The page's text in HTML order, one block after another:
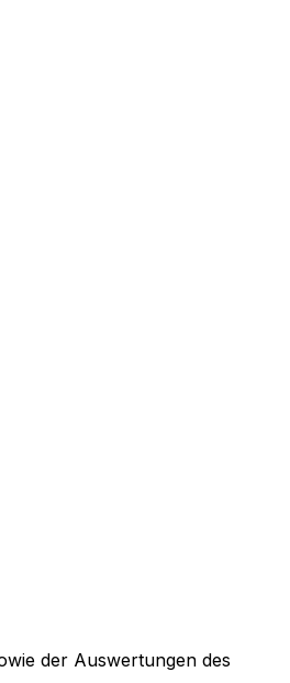
der Auswertungen des